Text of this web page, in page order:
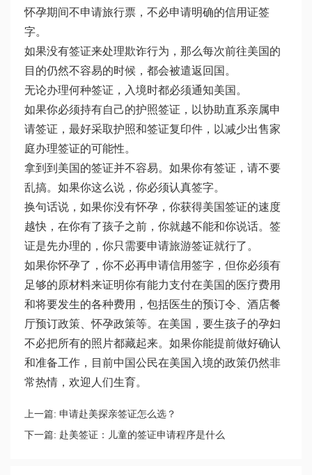
怀孕期间不申请旅行票，不必申请明确的信用证签
字。
如果没有签证来处理欺诈行为，那么每次前往美国的
目的仍然不容易的时候，都会被遣返回国。
无论办理何种签证，入境时都必须通知美国。
如果你必须持有自己的护照签证，以协助直系亲属申
请签证，最好采取护照和签证复印件，以减少出售家
庭办理签证的可能性。
拿到到美国的签证并不容易。如果你有签证，请不要
乱搞。如果你这么说，你必须认真签字。
换句话说，如果你没有怀孕，你获得美国签证的速度
越快，在你有了孩子之前，你就越不能和你说话。签
证是先办理的，你只需要申请旅游签证就行了。
如果你怀孕了，你不必再申请信用签字，但你必须有
足够的原材料来证明你有能力支付在美国的医疗费用
和将要发生的各种费用，包括医生的预订令、酒店餐
厅预订政策、怀孕政策等。在美国，要生孩子的孕妇
不必把所有的照片都藏起来。如果你能提前做好确认
和准备工作，目前中国公民在美国入境的政策仍然非
常热情，欢迎人们生育。
上一篇: 申请赴美探亲签证怎么选？
下一篇: 赴美签证：儿童的签证申请程序是什么